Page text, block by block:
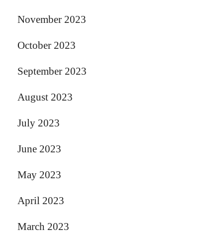
November 2023
October 2023
September 2023
August 2023
July 2023
June 2023
May 2023
April 2023
March 2023